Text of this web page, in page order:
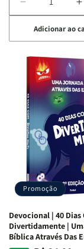
Diminuir
a
quantidade
de
Devocional
Quarto
de
Guerra
Isabelle
S.
Alves
a
|
Adicionar ao
Promoção
Devocional | 40 Dias
Divertidamente |
Bíblica Através Das